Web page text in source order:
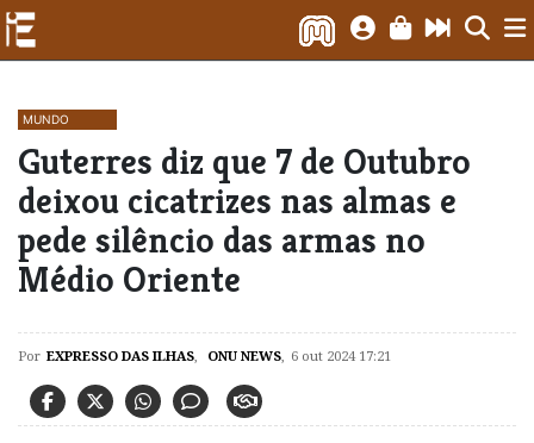
MUNDO
Guterres diz que 7 de Outubro
deixou cicatrizes nas almas e
pede silêncio das armas no
Médio Oriente
Por EXPRESSO DAS ILHAS, ONU NEWS, 6 out 2024 17:21